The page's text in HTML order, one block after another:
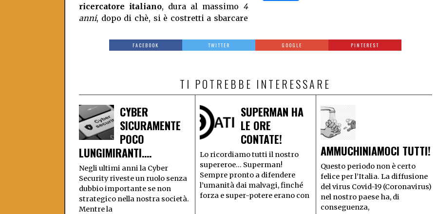
ricercatore italiano, dura al massimo 4
anni, dopo di chè, si è costretti a sbarcare
FACEBOOK TWITTER GOOGLE PINTEREST
TI POTREBBE INTERESSARE
CYBER
SICURAMENTE
POCO
LUNGIMIRANTI….
Negli ultimi anni la Cyber
Security riveste un ruolo senza
dubbio importante se non
strategico nella nostra società.
Mentre la
SUPERMAN HA
LE ORE
CONTATE!
Lo ricordiamo tutti il nostro
supereroe… Superman!
Sempre pronto a difendere
l’umanità dai malvagi, finché
forza e super-potere erano con
AMMUCHINIAMOCI TUTTI!
Questo periodo non è certo
felice per l’Italia. La diffusione
del virus Covid-19 (Coronavirus)
nel nostro paese ha, di
conseguenza,